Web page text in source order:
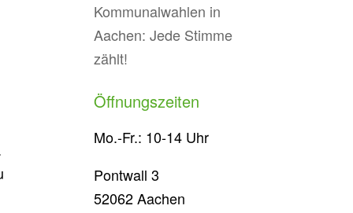
Kommunalwahlen in
Aachen: Jede Stimme
zählt!
Öffnungszeiten
Mo.-Fr.: 10-14 Uhr
Pontwall 3
52062 Aachen